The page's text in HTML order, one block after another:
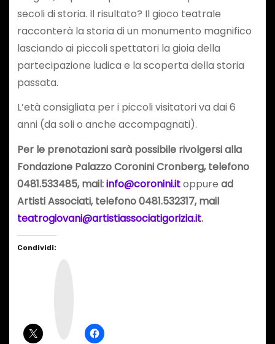
secoli di storia. Il risultato? Il gioco teatrale
racconterà la storia di un monumento magnifico
lasciando ai piccoli spettatori la gioia della
partecipazione ludica e la scoperta della storia
passata.
L’età consigliata per i piccoli visitatori va dai 6
anni (da soli o anche accompagnati).
Per le prenotazioni sarà possibile rivolgersi alla
Fondazione Palazzo Coronini Cronberg, telefono
0481.533485, mail:info@coronini.itoppure ad
Artisti Associati, telefono 0481.532317, mail
teatrogiovani@artistiassociatigorizia.it.
Condividi: